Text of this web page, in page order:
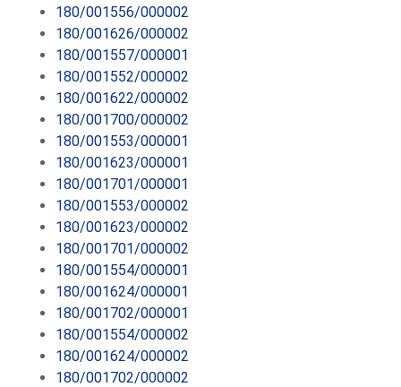
180/001556/000002
180/001626/000002
180/001557/000001
180/001552/000002
180/001622/000002
180/001700/000002
180/001553/000001
180/001623/000001
180/001701/000001
180/001553/000002
180/001623/000002
180/001701/000002
180/001554/000001
180/001624/000001
180/001702/000001
180/001554/000002
180/001624/000002
180/001702/000002